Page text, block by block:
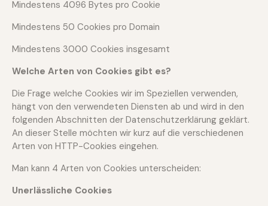
Mindestens 4096 Bytes pro Cookie
Mindestens 50 Cookies pro Domain
Mindestens 3000 Cookies insgesamt
Welche Arten von Cookies gibt es?
Die Frage welche Cookies wir im Speziellen verwenden,
hängt von den verwendeten Diensten ab und wird in den
folgenden Abschnitten der Datenschutzerklärung geklärt.
An dieser Stelle möchten wir kurz auf die verschiedenen
Arten von HTTP-Cookies eingehen.
Man kann 4 Arten von Cookies unterscheiden:
Unerlässliche Cookies